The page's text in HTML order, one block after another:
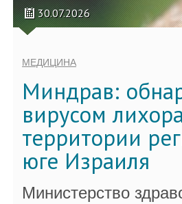
30.07.2026
МЕДИЦИНА
Миндрав:
вирусом
территории
юге Израиля
Министерство